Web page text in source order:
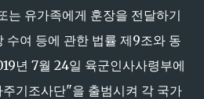
는 유가족에게 훈장을 전달하기
수여 등에 관한 법률 제9조와 동
년 7월 24일 육군인사사령부에
주기조사단"을 출범시켜 각 국가